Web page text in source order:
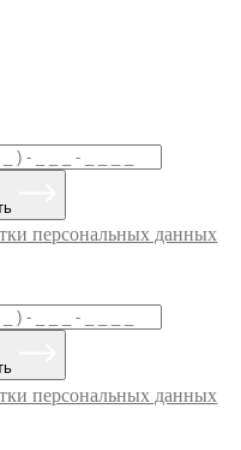
персональных данных
персональных данных